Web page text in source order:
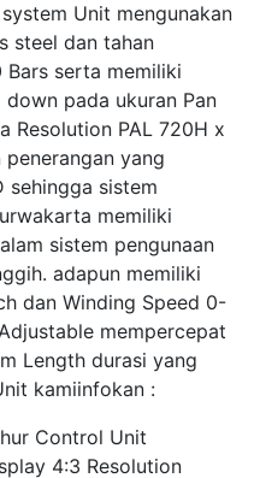
Unit mengunakan
steel dan tahan
serta memiliki
pada ukuran Pan
Resolution PAL 720H x
yang
sehingga sistem
memiliki
sistem pengunaan
adapun memiliki
dan Winding Speed 0-
mempercepat
Length durasi yang
kamiinfokan :
Control Unit
4:3 Resolution